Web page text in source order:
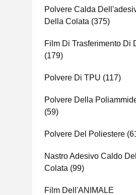
Polvere Calda
Della Colata (375)
Film Di Trasferimento Di
(179)
Polvere Di TPU (117)
Polvere Della
(59)
Polvere Del Poliestere
Nastro Adesivo Caldo
Colata (99)
Film Dell'ANIMALE